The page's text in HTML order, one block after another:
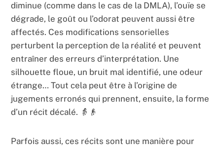
diminue (comme dans le cas de la DMLA), l’ouïe se
dégrade, le goût ou l’odorat peuvent aussi être
affectés. Ces modifications sensorielles
perturbent la perception de la réalité et peuvent
entraîner des erreurs d’interprétation. Une
silhouette floue, un bruit mal identifié, une odeur
étrange… Tout cela peut être à l’origine de
jugements erronés qui prennent, ensuite, la forme
d’un récit décalé. 👵👴
Parfois aussi, ces récits sont une manière pour